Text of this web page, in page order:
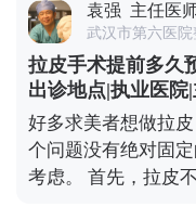
人耐受力、术中麻醉效果
还是大拉皮，术中
疼的。术后的疼痛
过药物和物理方式
休息、按时吃药、
减轻。 所以大家不用因为怕疼就纠结选哪种术式，关
键还是要根据自己
袁强 主任医
武汉市第六医
拉皮手术提前多久
出诊地点|执业医院
好多求美者想做拉
个问题没有绝对固
考虑。 首先，拉皮